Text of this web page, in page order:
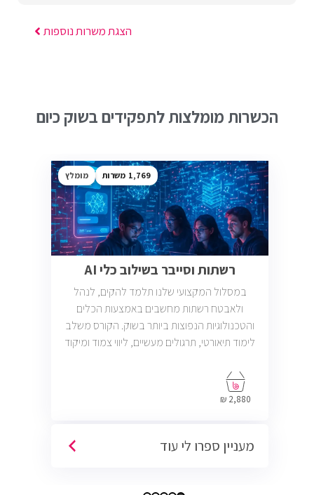
הצגת משרות נוספות
הכשרות מומלצות לתפקידים בשוק כיום
1,769 מומלץ
רשתות וסייבר בשילוב כלי AI
במסלול המקצועי שלנו תלמד להקים, לנהל
ולאבטח רשתות מחשבים באמצעות הכלים
והטכנולוגיות הנפוצות ביותר בשוק. הקורס משלב
לימוד תיאורטי, תרגולים מעשיים, ליווי צמוד ומיקוד
2,880 ₪
מעניין ספרו לי עוד